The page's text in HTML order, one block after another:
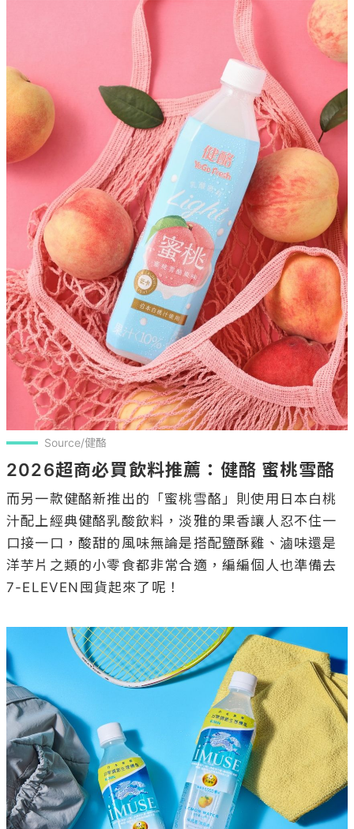
Source/健酪
2026超商必買飲料推薦：健酪 蜜桃雪酪
而另一款健酪新推出的「蜜桃雪酪」則使用日本白桃
汁配上經典健酪乳酸飲料，淡雅的果香讓人忍不住一
口接一口，酸甜的風味無論是搭配鹽酥雞、滷味還是
洋芋片之類的小零食都非常合適，編編個人也準備去
7-ELEVEN囤貨起來了呢！